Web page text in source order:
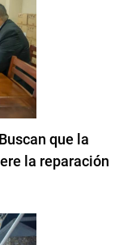
que la
la reparación